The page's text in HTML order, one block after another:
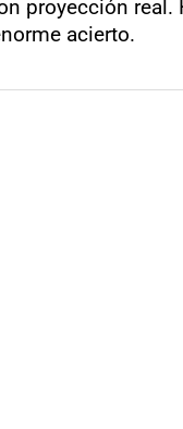
proyección real.
acierto.